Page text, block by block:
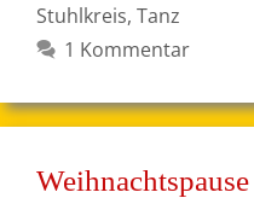
Stuhlkreis, Tanz
1 Kommentar
Weihnachtspause